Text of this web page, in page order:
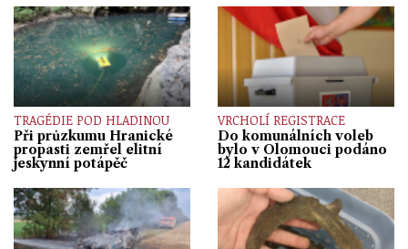
TRAGÉDIE POD HLADINOU
Při průzkumu Hranické
propasti zemřel elitní
jeskynní potápěč
VRCHOLÍ REGISTRACE
Do komunálních voleb
bylo v Olomouci podáno
12 kandidátek